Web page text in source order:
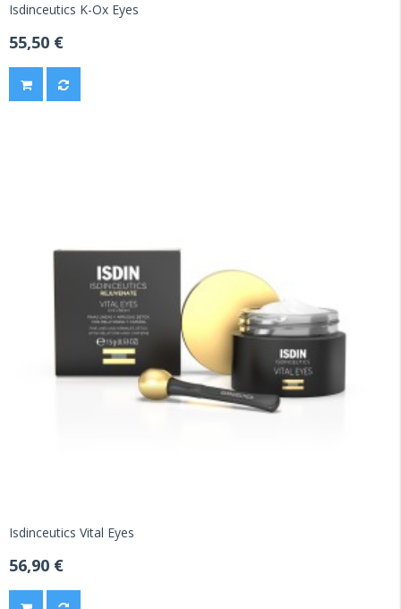
Isdinceutics K-Ox Eyes
55,50 €
Isdinceutics Vital Eyes
56,90 €